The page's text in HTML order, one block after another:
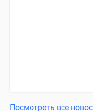
Посмотреть все